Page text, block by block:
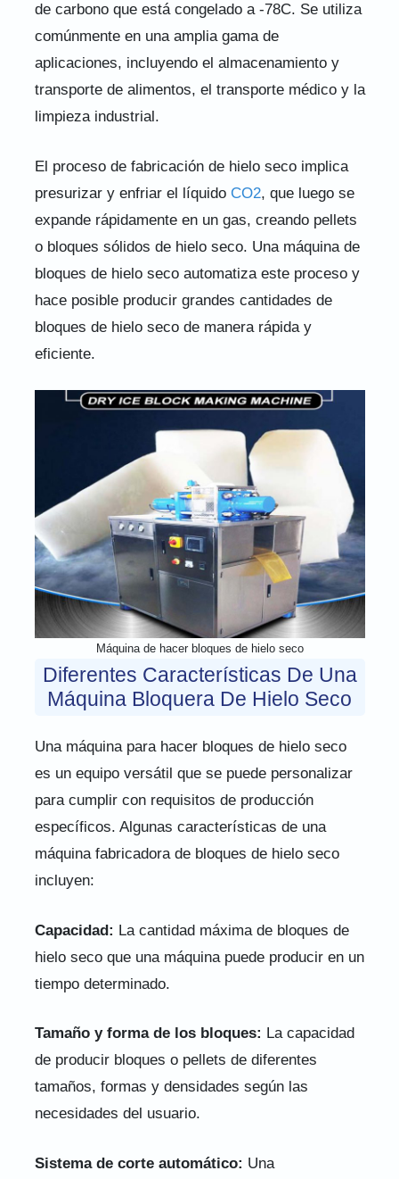
de carbono que está congelado a -78C. Se utiliza
comúnmente en una amplia gama de
aplicaciones, incluyendo el almacenamiento y
transporte de alimentos, el transporte médico y la
limpieza industrial.
El proceso de fabricación de hielo seco implica
presurizar y enfriar el líquido CO2, que luego se
expande rápidamente en un gas, creando pellets
o bloques sólidos de hielo seco. Una máquina de
bloques de hielo seco automatiza este proceso y
hace posible producir grandes cantidades de
bloques de hielo seco de manera rápida y
eficiente.
Máquina de hacer bloques de hielo seco
Diferentes Características De Una
Máquina Bloquera De Hielo Seco
Una máquina para hacer bloques de hielo seco
es un equipo versátil que se puede personalizar
para cumplir con requisitos de producción
específicos. Algunas características de una
máquina fabricadora de bloques de hielo seco
incluyen:
Capacidad: La cantidad máxima de bloques de
hielo seco que una máquina puede producir en un
tiempo determinado.
Tamaño y forma de los bloques: La capacidad
de producir bloques o pellets de diferentes
tamaños, formas y densidades según las
necesidades del usuario.
Sistema de corte automático: Una